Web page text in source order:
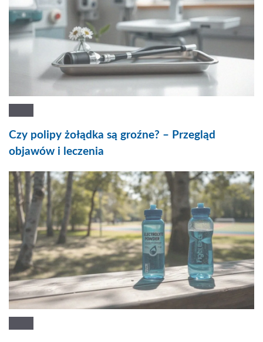
Czy polipy żołądka są groźne? – Przegląd
objawów i leczenia